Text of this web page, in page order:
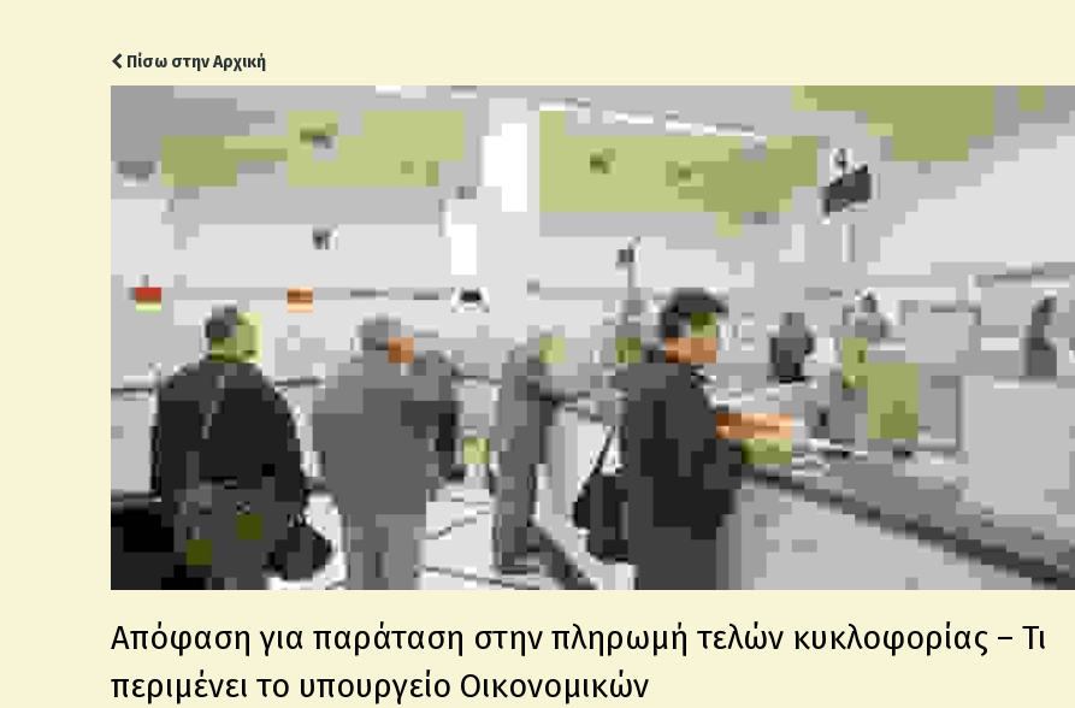
Πίσω στην Αρχική
Απόφαση για παράταση στην πληρωμή τελών κυκλοφορίας – Τι
περιμένει το υπουργείο Οικονομικών